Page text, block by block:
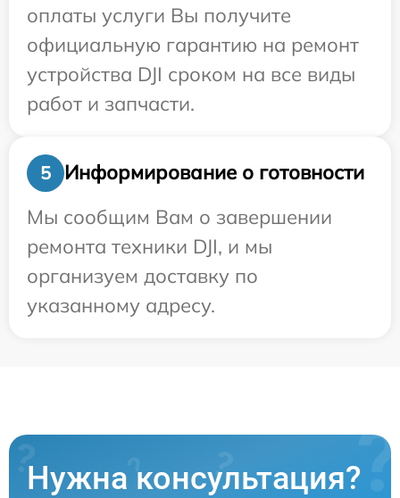
оплаты услуги Вы получите
официальную гарантию на ремонт
устройства DJI сроком на все виды
работ и запчасти.
5
Информирование о готовности
Мы сообщим Вам о завершении
ремонта техники DJI, и мы
организуем доставку по
указанному адресу.
Нужна консультация?